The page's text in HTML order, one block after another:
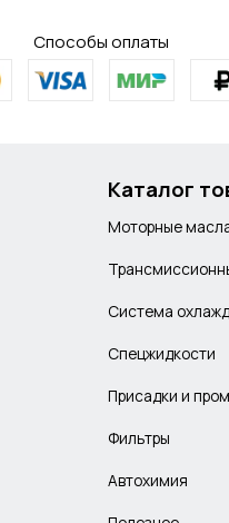
Способы оплаты
Каталог
Моторные
Система
Спецжидкости
Присадки и
Фильтры
Автохимия